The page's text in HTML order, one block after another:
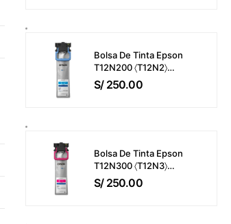
Bolsa De Tinta Epson
T12N200 〈T12N2〉
WorkForce Pro EM-
C800 / EP-C800 Color
S/250.00
Bolsa De Tinta Epson
T12N300 〈T12N3〉
WorkForce Pro EM-
C800 / EP-C800 Color
S/250.00